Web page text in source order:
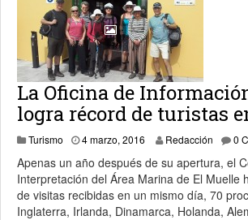
La Oficina de
logra récord de turistas
Turismo 4 marzo, 2016 4 marzo, 2016
Redacción 0
Apenas un año después de su apertura, el
Interpretación del Área Marina de El Muelle
de visitas recibidas en un mismo día, 70
Inglaterra, Irlanda, Dinamarca, Holanda,